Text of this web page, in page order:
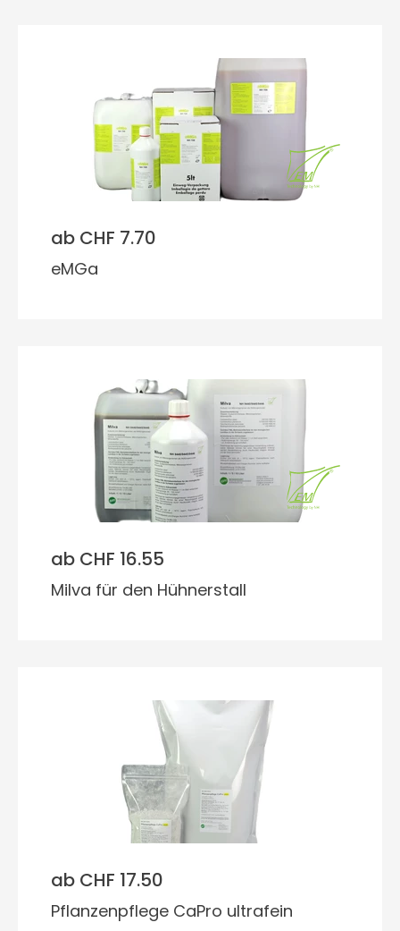
ab CHF 7.70
eMGa
ab CHF 16.55
Milva für den Hühnerstall
ab CHF 17.50
Pflanzenpflege CaPro ultrafein